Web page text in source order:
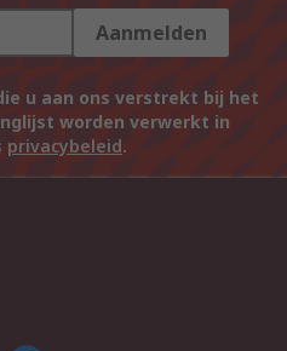
Aanmelden
u aan ons verstrekt bij het
worden verwerkt in
privacybeleid.